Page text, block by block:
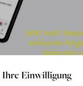
Einwilligung